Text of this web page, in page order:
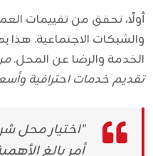
أولًا، تحقق من تقييمات
والشبكات الاجتماعية.
الخدمة والرضا عن المحل.
تقديم خدمات احترافية
"اختيار محل
أمر بالغ